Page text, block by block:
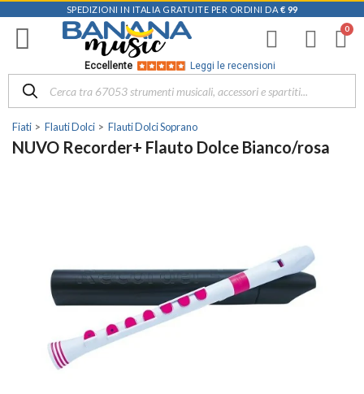
SPEDIZIONI IN ITALIA GRATUITE PER ORDINI DA € 99
Eccellente Leggi le recensioni
Fiati Flauti Dolci Flauti Dolci Soprano
NUVO Recorder+ Flauto Dolce Bianco/rosa